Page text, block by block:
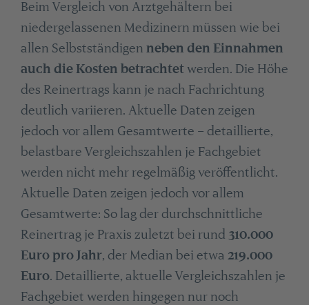
Beim Vergleich von Arztgehältern bei
niedergelassenen Medizinern müssen wie bei
allen Selbstständigen neben den Einnahmen
auch die Kosten betrachtet werden. Die Höhe
des Reinertrags kann je nach Fachrichtung
deutlich variieren. Aktuelle Daten zeigen
jedoch vor allem Gesamtwerte – detaillierte,
belastbare Vergleichszahlen je Fachgebiet
werden nicht mehr regelmäßig veröffentlicht.
Aktuelle Daten zeigen jedoch vor allem
Gesamtwerte: So lag der durchschnittliche
Reinertrag je Praxis zuletzt bei rund 310.000
Euro pro Jahr, der Median bei etwa 219.000
Euro. Detaillierte, aktuelle Vergleichszahlen je
Fachgebiet werden hingegen nur noch